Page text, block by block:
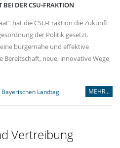
DER CSU-FRAKTION
hat die CSU-Fraktion die Zukunft
der Politik gesetzt.
bürgernahe und effektive
Bereitschaft, neue, innovative Wege
Landtag MEHR...
Vertreibung